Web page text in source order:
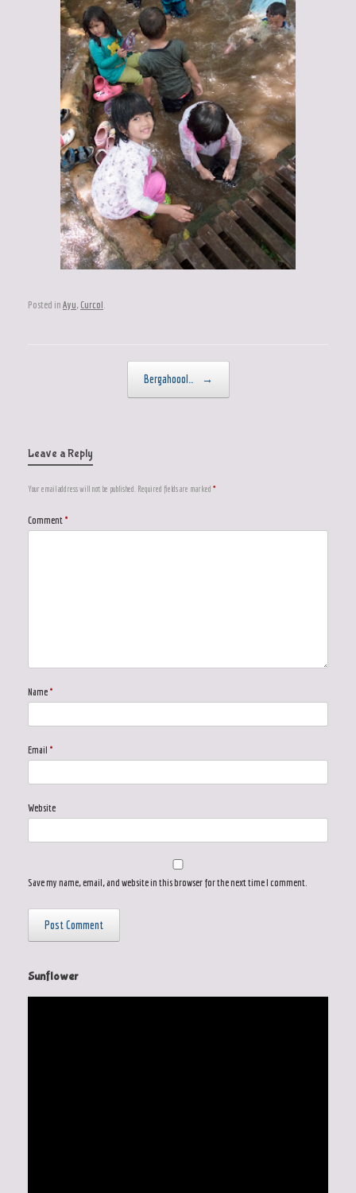
Posted in Ayu, Curcol
Bergahoool… →
Leave a Reply
Your email address will not be published. Required fields are marked *
Comment *
Name *
Email *
Website
Save my name, email, and website in this browser for the next time I comment.
Sunflower